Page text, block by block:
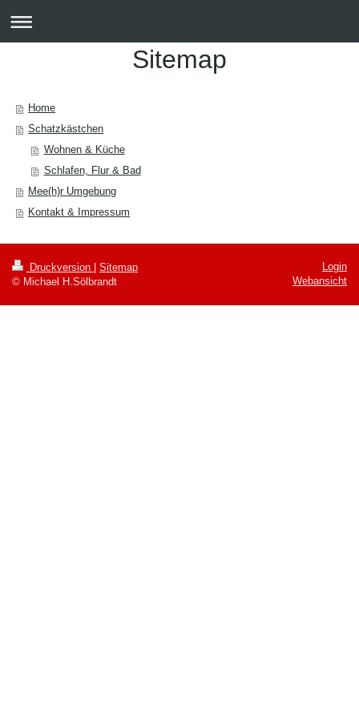
Sitemap
Home
Schatzkästchen
Wohnen & Küche
Schlafen, Flur & Bad
Mee(h)r Umgebung
Kontakt & Impressum
Druckversion
Sitemap
© Michael H.Sölbrandt
Login
Webansicht